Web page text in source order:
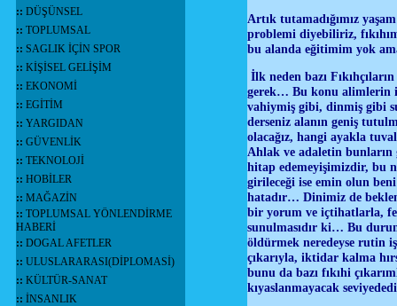
:: DÜŞÜNSEL
:: TOPLUMSAL
:: SAGLIK İÇİN SPOR
:: KİŞİSEL GELİŞİM
:: EKONOMİ
:: EGİTİM
:: YARGIDAN
:: GÜVENLİK
:: TEKNOLOJİ
:: HOBİLER
:: MAĞAZİN
:: TOPLUMSAL YÖNLENDİRME
HABERİ
:: DOGAL AFETLER
:: ULUSLARARASI(DİPLOMASİ)
:: KÜLTÜR-SANAT
:: İNSANLIK
Artık tutamadığımız
problemi diyebiliriz,
bu alanda eğitimim yok
İlk neden bazı
gerek… Bu konu alimlerin
vahiymiş gibi, dinmiş gibi
derseniz alanın geniş
olacağız, hangi ayakla
Ahlak ve adaletin bunların
hitap edemeyişimizdir, bu
girileceği ise emin olun
hatadır… Dinimiz de
bir yorum ve içtihatlarla,
sunulmasıdır ki… Bu
öldürmek neredeyse rutin
çıkarıyla, iktidar kalma
bunu da bazı fıkıhi
kıyaslanmayacak